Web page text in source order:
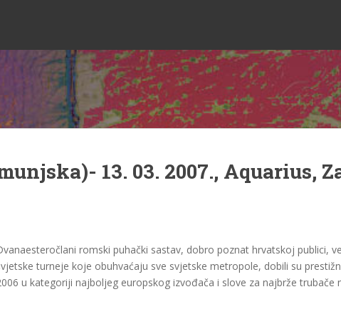
13. 03. 2007., Aquarius,
romski puhački sastav, dobro poznat hrvatskoj publici,
turneje koje obuhvaćaju sve svjetske metropole, dobili su
u kategoriji najboljeg europskog izvođača i slove za najbrže trubače